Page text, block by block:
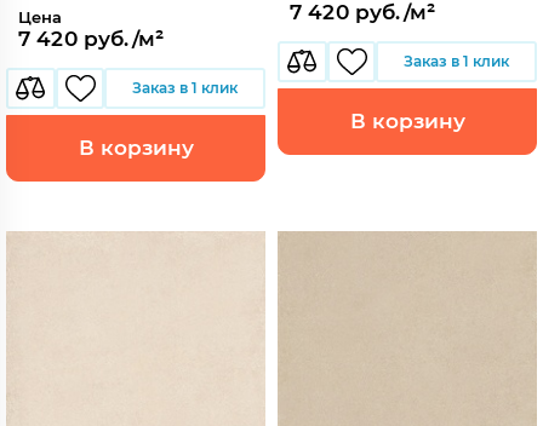
Цена
7 420 руб./м²
Заказ в 1 клик
В корзину
7 420 руб./м²
Заказ в 1 клик
В корзину